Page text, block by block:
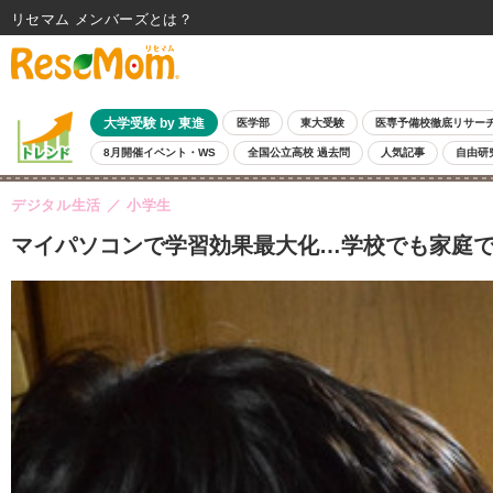
大学受験 by 東進 医学部 東大受験 医専予備校徹底リサー
8月開催イベント・WS 全国公立高校 過去問 人気記事 自由研
マイパソコンで学習効果最大化…学校でも家庭
デジタル生活 小学生
リセマム メンバーズ